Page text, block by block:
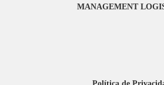
MANAGEMENT